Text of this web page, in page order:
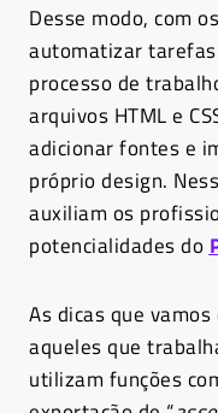
Desse modo, com
automatizar
processo de
arquivos HTML e
adicionar fontes e
próprio design.
auxiliam os
potencialidades do
As dicas que
aqueles que
utilizam funções